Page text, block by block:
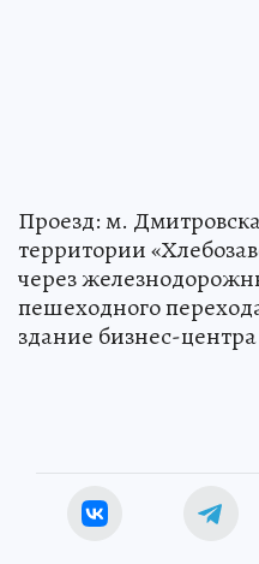
Проезд: м.
территории
через
пешеходного
здание бизнес-